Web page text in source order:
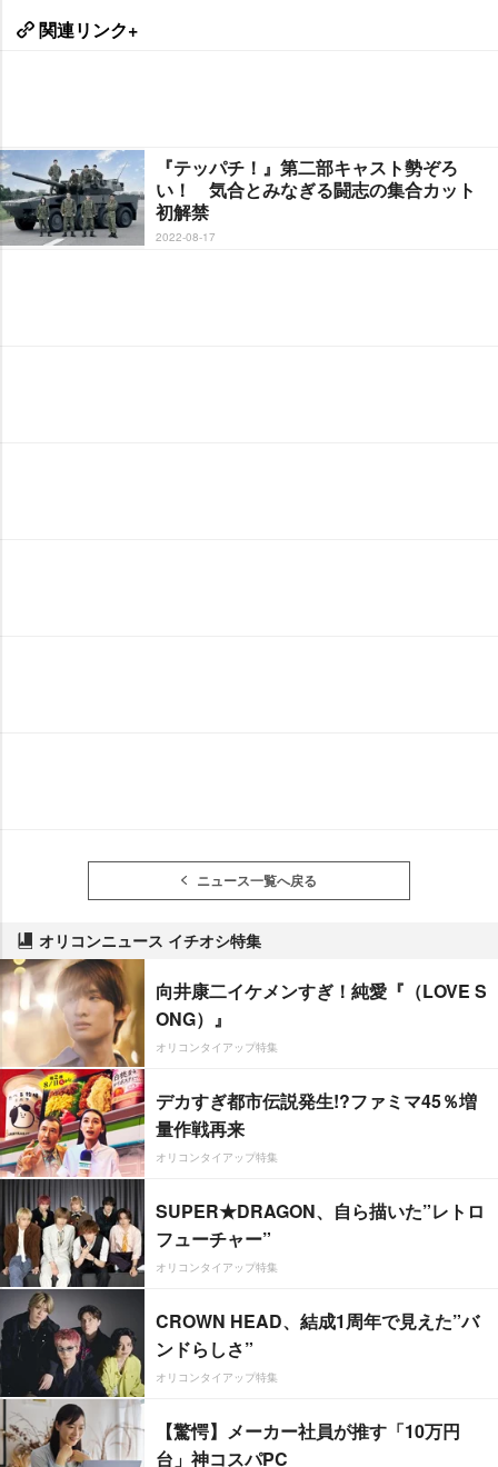
関連リンク+
『テッパチ！』第二部キャスト勢ぞろ
い！ 気合とみなぎる闘志の集合カット
初解禁
2022-08-17
ニュース一覧へ戻る
オリコンニュース イチオシ特集
向井康二イケメンすぎ！純愛『（LOVE S
ONG）』
オリコンタイアップ特集
デカすぎ都市伝説発生!?ファミマ45％増
量作戦再来
オリコンタイアップ特集
SUPER★DRAGON、自ら描いた”レトロ
フューチャー”
オリコンタイアップ特集
CROWN HEAD、結成1周年で見えた”バ
ンドらしさ”
オリコンタイアップ特集
【驚愕】メーカー社員が推す「10万円
台」神コスパPC